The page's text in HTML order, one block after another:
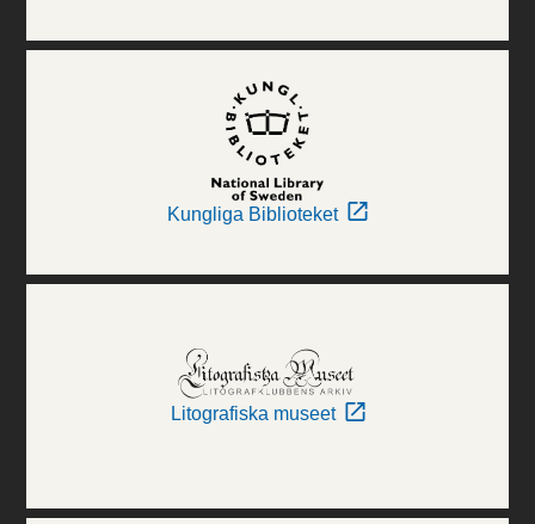
Kungliga Biblioteket
Litografiska museet